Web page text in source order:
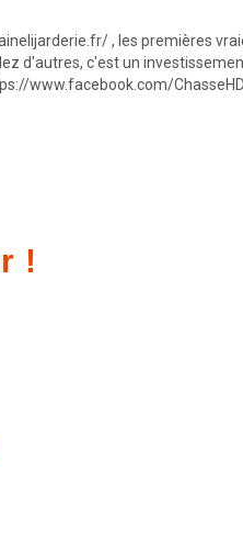
, les premières
d'autres, c'est un
www.facebook.com/
!